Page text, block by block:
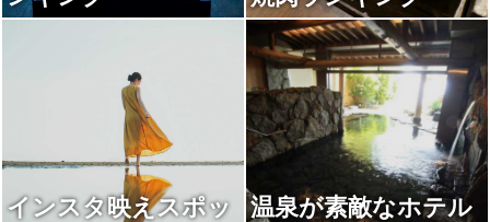
インスタ映えスポッ
温泉が素敵なホテル